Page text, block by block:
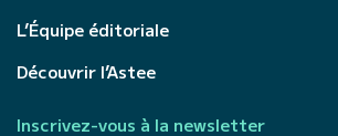
L’Équipe éditoriale
Découvrir l’Astee
Inscrivez-vous à la newsletter